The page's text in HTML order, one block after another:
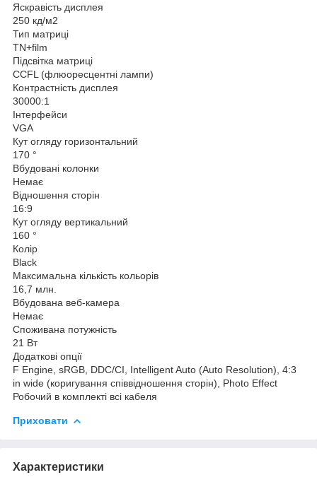
Яскравість дисплея
250 кд/м2
Тип матриці
TN+film
Підсвітка матриці
CCFL (флюоресцентні лампи)
Контрастність дисплея
30000:1
Інтерфейси
VGA
Кут огляду горизонтальний
170 °
Вбудовані колонки
Немає
Відношення сторін
16:9
Кут огляду вертикальний
160 °
Колір
Black
Максимальна кількість кольорів
16,7 млн.
Вбудована веб-камера
Немає
Споживана потужність
21 Вт
Додаткові опції
F Engine, sRGB, DDC/CI, Intelligent Auto (Auto Resolution), 4:3
in wide (коригування співвідношення сторін), Photo Effect
Робочий в комплекті всі кабеля
Приховати
Характеристики